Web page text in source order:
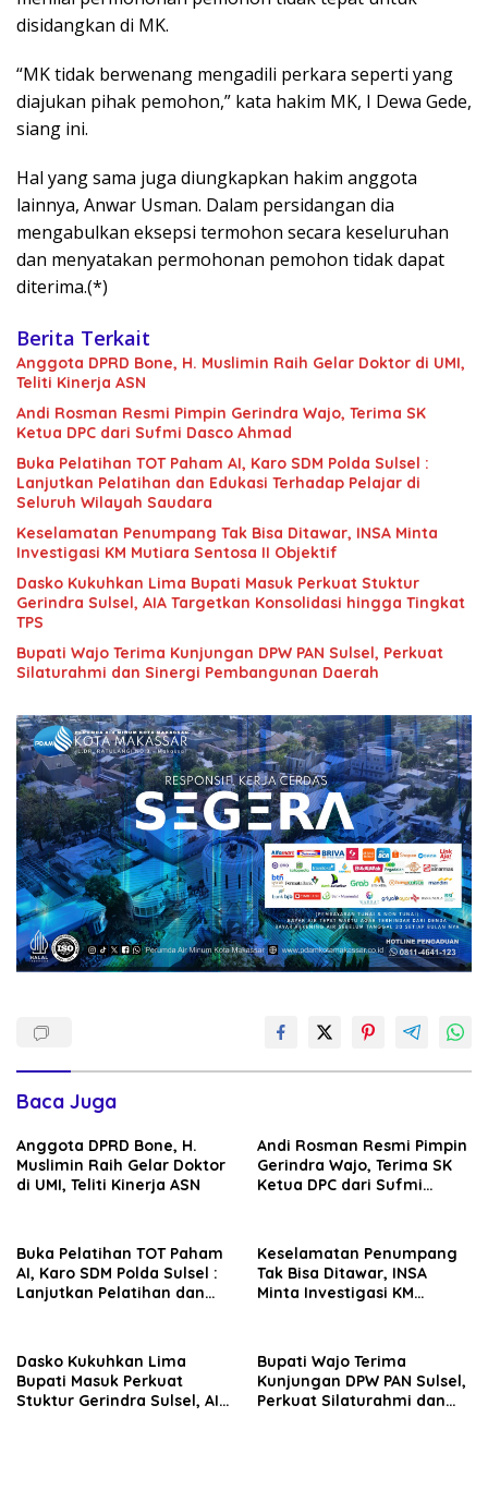
disidangkan di MK.
“MK tidak berwenang mengadili perkara seperti yang
diajukan pihak pemohon,” kata hakim MK, I Dewa Gede,
siang ini.
Hal yang sama juga diungkapkan hakim anggota
lainnya, Anwar Usman. Dalam persidangan dia
mengabulkan eksepsi termohon secara keseluruhan
dan menyatakan permohonan pemohon tidak dapat
diterima.(*)
Berita Terkait
Anggota DPRD Bone, H. Muslimin Raih Gelar Doktor di UMI,
Teliti Kinerja ASN
Andi Rosman Resmi Pimpin Gerindra Wajo, Terima SK
Ketua DPC dari Sufmi Dasco Ahmad
Buka Pelatihan TOT Paham AI, Karo SDM Polda Sulsel :
Lanjutkan Pelatihan dan Edukasi Terhadap Pelajar di
Seluruh Wilayah Saudara
Keselamatan Penumpang Tak Bisa Ditawar, INSA Minta
Investigasi KM Mutiara Sentosa II Objektif
Dasko Kukuhkan Lima Bupati Masuk Perkuat Stuktur
Gerindra Sulsel, AIA Targetkan Konsolidasi hingga Tingkat
TPS
Bupati Wajo Terima Kunjungan DPW PAN Sulsel, Perkuat
Silaturahmi dan Sinergi Pembangunan Daerah
Baca Juga
Anggota DPRD Bone, H.
Muslimin Raih Gelar Doktor
di UMI, Teliti Kinerja ASN
Andi Rosman Resmi Pimpin
Gerindra Wajo, Terima SK
Ketua DPC dari Sufmi
Buka Pelatihan TOT Paham
AI, Karo SDM Polda Sulsel :
Lanjutkan Pelatihan dan
Keselamatan Penumpang
Tak Bisa Ditawar, INSA
Minta Investigasi KM
Dasko Kukuhkan Lima
Bupati Masuk Perkuat
Stuktur Gerindra Sulsel, AIA
Bupati Wajo Terima
Kunjungan DPW PAN Sulsel,
Perkuat Silaturahmi dan